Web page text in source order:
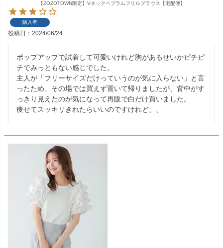
【ZOZOTOWN限定】Vネックペプラムフリルブラウス【宅配便】
購入者
投稿日 2024/06/24
ポップアップで試着して可愛いけれど胸があるせいかピチピ
チでみっともない感じでした。
主人が「フリーサイズだけっていうのが気に入らない」と言
ったため、その場では買えず置いて帰りましたが、背中がす
っきり見えたのが気になって再販で白だけ買いました。
痩せてスッキリきれたらいいのですけれど、、